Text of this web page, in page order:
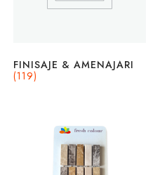
FINISAJE & AMENAJARI
(119)